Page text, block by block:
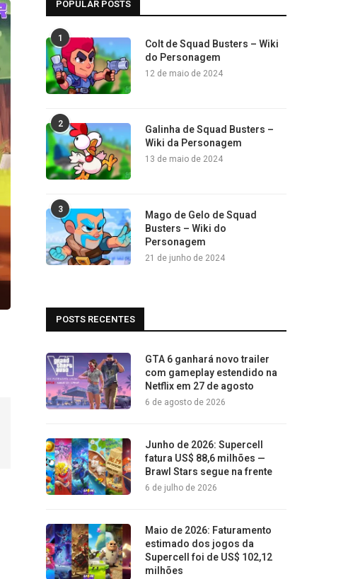
POPULAR POSTS
1
Colt de Squad Busters – Wiki
do Personagem
12 de maio de 2024
2
Galinha de Squad Busters –
Wiki da Personagem
13 de maio de 2024
3
Mago de Gelo de Squad
Busters – Wiki do
Personagem
21 de junho de 2024
POSTS RECENTES
GTA 6 ganhará novo trailer
com gameplay estendido na
Netflix em 27 de agosto
6 de agosto de 2026
Junho de 2026: Supercell
fatura US$ 88,6 milhões —
Brawl Stars segue na frente
6 de julho de 2026
Maio de 2026: Faturamento
estimado dos jogos da
Supercell foi de US$ 102,12
milhões